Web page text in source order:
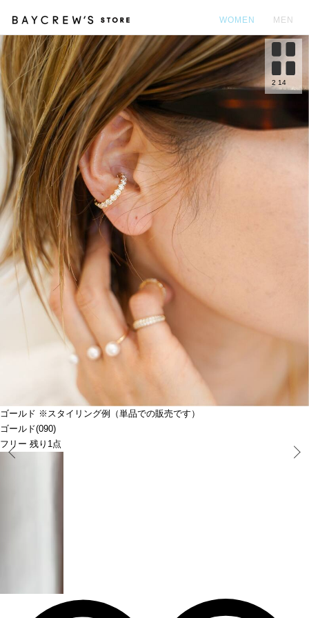
WOMEN MEN
ゴールド ※スタイリング例（単品での販売です）
ゴールド(090)
フリー 残り1点
Prev
2 14